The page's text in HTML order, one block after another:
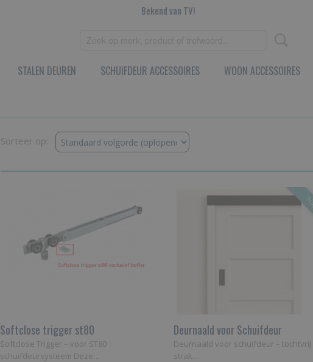
Bekend van TV!
STALEN DEUREN SCHUIFDEUR ACCESSOIRES WOON ACCESSOIRES
Sorteer op:
Softclose trigger st80
Softclose Trigger – voor ST80
schuifdeursysteem Deze…
Deurnaald voor Schuifdeur
Deurnaald voor schuifdeur – tochtvrij
strak…